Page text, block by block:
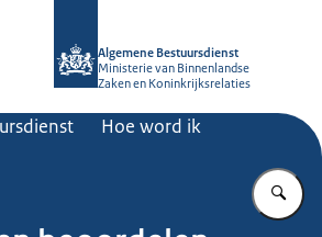
Algemene Bestuursdienst
Ministerie van Binnenlandse
Zaken en Koninkrijksrelaties
Hoe word ik